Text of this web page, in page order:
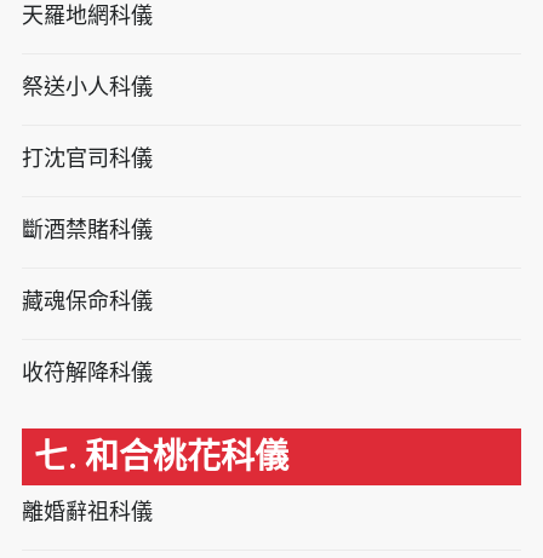
天羅地網科儀
祭送小人科儀
打沈官司科儀
斷酒禁賭科儀
藏魂保命科儀
收符解降科儀
七. 和合桃花科儀
離婚辭祖科儀